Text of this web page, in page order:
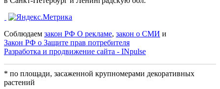
Соблюдаем закон РФ О рекламе, закон о СМИ и
Закон РФ о Защите прав потребителя
Разработка и продвижение сайта - INpulse
* по площади, засаженной крупномерами декоративных
растений